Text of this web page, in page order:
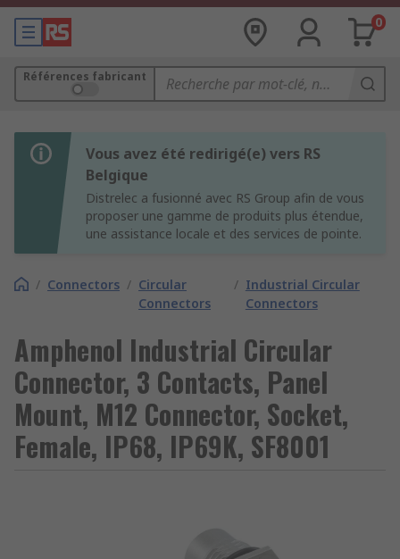
0
Références fabricant
Vous avez été redirigé(e) vers RS
Belgique
Distrelec a fusionné avec RS Group afin de vous
proposer une gamme de produits plus étendue,
une assistance locale et des services de pointe.
/ Connectors / Circular
Connectors
/ Industrial Circular
Connectors
Amphenol Industrial Circular
Connector, 3 Contacts, Panel
Mount, M12 Connector, Socket,
Female, IP68, IP69K, SF8001